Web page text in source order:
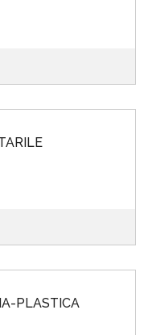
PLASTICA